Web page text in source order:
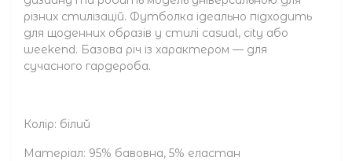
різних стилізацій. Футболка ідеально підходить
для щоденних образів у стилі casual, city або
weekend. Базова річ із характером — для
сучасного гардероба.
Колір: білий
Матеріал: 95% бавовна, 5% еластан